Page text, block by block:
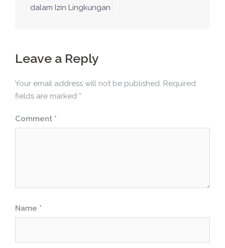
dalam Izin Lingkungan
Leave a Reply
Your email address will not be published. Required
fields are marked *
Comment *
Name *